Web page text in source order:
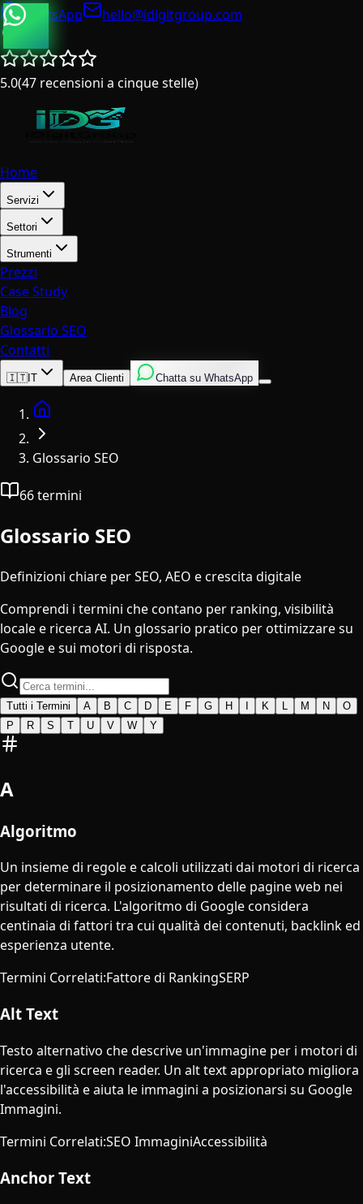
WhatsApp
hello@idigitgroup.com
5.0(47 recensioni a cinque stelle)
Home
Servizi
Settori
Strumenti
Prezzi
Case Study
Blog
Glossario SEO
Contatti
IngleseItalianoSpagnolo
🇮🇹IT Area Clienti Chatta su WhatsApp
Glossario SEO
66termini
Glossario SEO
Definizioni chiare per SEO, AEO e crescita digitale
Comprendi i termini che contano per ranking, visibilità
locale e ricerca AI. Un glossario pratico per ottimizzare su
Google e sui motori di risposta.
Tutti i Termini A B C D E F G H K M N
O
P
R S T U V W Y
A
Algoritmo
Un insieme di regole e calcoli utilizzati dai motori di ricerca
per determinare il posizionamento delle pagine web nei
risultati di ricerca. L'algoritmo di Google considera
centinaia di fattori tra cui qualità dei contenuti, backlink ed
esperienza utente.
Termini Correlati:Fattore di RankingSERP
Alt Text
Testo alternativo che descrive un'immagine per i motori di
ricerca e gli screen reader. Un alt text appropriato migliora
l'accessibilità e aiuta le immagini a posizionarsi su Google
Immagini.
Termini Correlati:SEO ImmaginiAccessibilità
Anchor Text